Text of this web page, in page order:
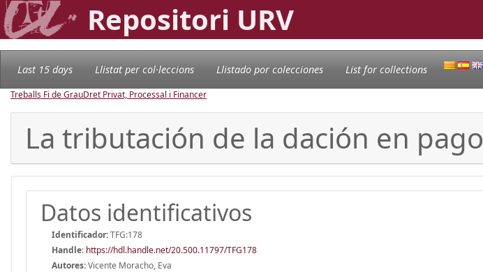
Repositori URV
Last 15 days Llistat per col·leccions Llistado por colecciones List for collections
Treballs Fi de GrauDret Privat, Processal i Financer
La tributación de la dación en pago
Datos identificativos
Identificador:TFG:178
Handle: https://hdl.handle.net/20.500.11797/TFG178
Autores:Vicente Moracho, Eva